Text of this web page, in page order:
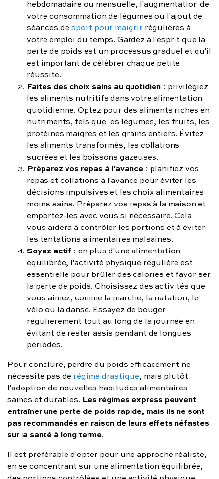
hebdomadaire ou mensuelle, l'augmentation de
votre consommation de légumes ou l'ajout de
séances de sport pour maigrir régulières à
votre emploi du temps. Gardez à l'esprit que la
perte de poids est un processus graduel et qu'il
est important de célébrer chaque petite
réussite.
Faites des choix sains au quotidien : privilégiez
les aliments nutritifs dans votre alimentation
quotidienne. Optez pour des aliments riches en
nutriments, tels que les légumes, les fruits, les
protéines maigres et les grains entiers. Évitez
les aliments transformés, les collations
sucrées et les boissons gazeuses.
Préparez vos repas à l'avance : planifiez vos
repas et collations à l'avance pour éviter les
décisions impulsives et les choix alimentaires
moins sains. Préparez vos repas à la maison et
emportez-les avec vous si nécessaire. Cela
vous aidera à contrôler les portions et à éviter
les tentations alimentaires malsaines.
Soyez actif : en plus d'une alimentation
équilibrée, l'activité physique régulière est
essentielle pour brûler des calories et favoriser
la perte de poids. Choisissez des activités que
vous aimez, comme la marche, la natation, le
vélo ou la danse. Essayez de bouger
régulièrement tout au long de la journée en
évitant de rester assis pendant de longues
périodes.
Pour conclure, perdre du poids efficacement ne
nécessite pas de régime drastique, mais plutôt
l'adoption de nouvelles habitudes alimentaires
saines et durables. Les régimes express peuvent
entraîner une perte de poids rapide, mais ils ne sont
pas recommandés en raison de leurs effets néfastes
sur la santé à long terme.
Il est préférable d'opter pour une approche réaliste,
en se concentrant sur une alimentation équilibrée,